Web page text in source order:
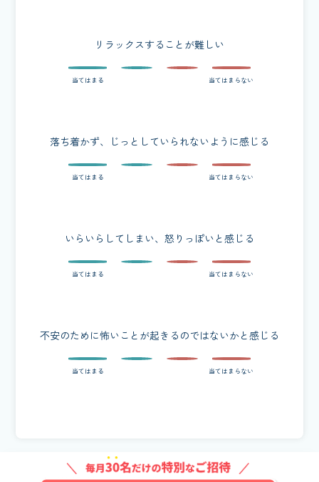
リラックスすることが難しい
落ち着かず、じっとしていられないように感じる
いらいらしてしまい、怒りっぽいと感じる
不安のために怖いことが起きるのではないかと感じる